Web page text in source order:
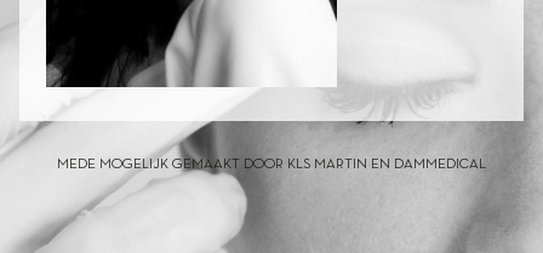
MEDE MOGELIJK GEMAAKT DOOR KLS MARTIN EN DAMMEDICAL